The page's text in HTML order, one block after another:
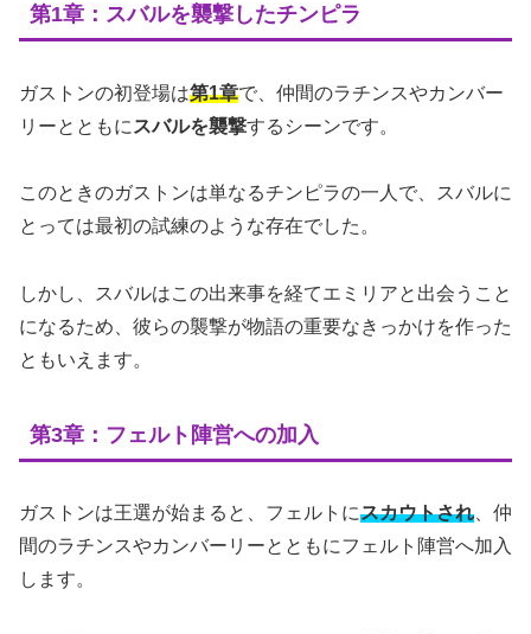
第1章：スバルを襲撃したチンピラ
ガストンの初登場は第1章で、仲間のラチンスやカンバー
リーとともに スバルを襲撃するシーンです。
このときのガストンは単なるチンピラの一人で、スバルに
とっては最初の試練のような存在でした。
しかし、スバルはこの出来事を経てエミリアと出会うこと
になるため、彼らの襲撃が物語の重要なきっかけを作った
ともいえます。
第3章：フェルト陣営への加入
ガストンは王選が始まると、フェルトにスカウトされ 、仲
間のラチンスやカンバーリーとともにフェルト陣営へ加入
します。